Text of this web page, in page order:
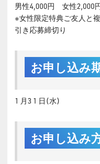
男性4,000円 女性2,000
※女性限定特典ご友人と
引き応募締切り
お申し込み
1 月3 1 日(水)
お申し込み